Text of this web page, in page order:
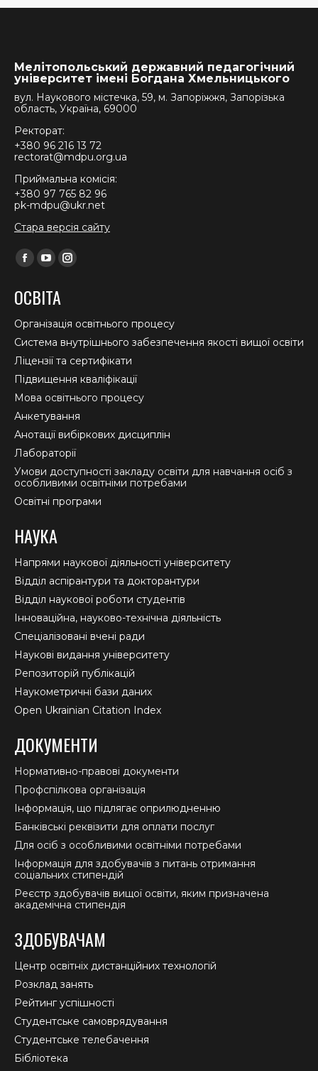
Мелітопольський державний педагогічний
університет імені Богдана Хмельницького
вул. Наукового містечка, 59, м. Запоріжжя, Запорізька
область, Україна, 69000
Ректорат:
+380 96 216 13 72
rectorat@mdpu.org.ua
Приймальна комісія:
+380 97 765 82 96
pk-mdpu@ukr.net
Стара версія сайту
Find us on:
Facebook
opens
in
new
window
YouTube
opens
in
new
window
Instagram
in
new
window
ОСВІТА
Організація освітнього процесу
Система внутрішнього забезпечення якості вищої освіти
Ліцензії та сертифікати
Підвищення кваліфікації
Мова освітнього процесу
Анкетування
Анотації вибіркових дисциплін
Лабораторії
Умови доступності закладу освіти для навчання осіб з
особливими освітніми потребами
Освітні програми
НАУКА
Напрями наукової діяльності університету
Відділ аспірантури та докторантури
Відділ наукової роботи студентів
Інноваційна, науково-технічна діяльність
Спеціалізовані вчені ради
Наукові видання університету
Репозиторій публікацій
Наукометричні бази даних
Open Ukrainian Citation Index
ДОКУМЕНТИ
Нормативно-правові документи
Профспілкова організація
Інформація, що підлягає оприлюдненню
Банківські реквізити для оплати послуг
Для осіб з особливими освітніми потребами
Інформація для здобувачів з питань отримання
соціальних стипендій
Реєстр здобувачів вищої освіти, яким призначена
академічна стипендія
ЗДОБУВАЧАМ
Центр освітніх дистанційних технологій
Розклад занять
Рейтинг успішності
Студентське самоврядування
Студентське телебачення
Бібліотека